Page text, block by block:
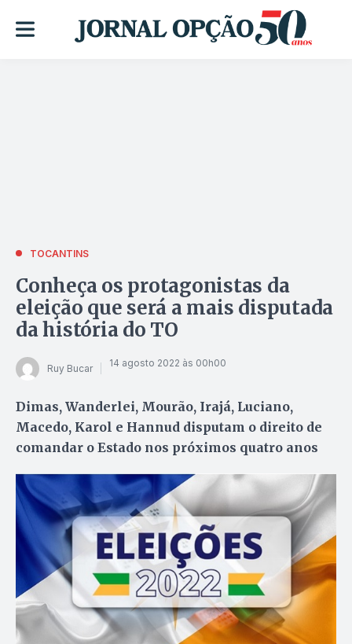
TOCANTINS
Conheça os protagonistas da
eleição que será a mais disputada
da história do TO
Ruy Bucar 14 agosto 2022 às 00h00
Dimas, Wanderlei, Mourão, Irajá, Luciano,
Macedo, Karol e Hannud disputam o direito de
comandar o Estado nos próximos quatro anos